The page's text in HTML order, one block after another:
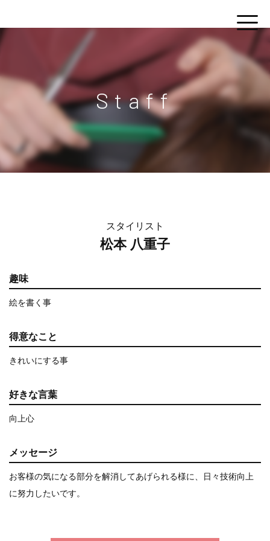
Staff
スタイリスト
松本 八重子
趣味
絵を書く事
得意なこと
きれいにする事
好きな言葉
向上心
メッセージ
お客様の気になる部分を解消してあげられる様に、日々技術向上
に努力したいです。